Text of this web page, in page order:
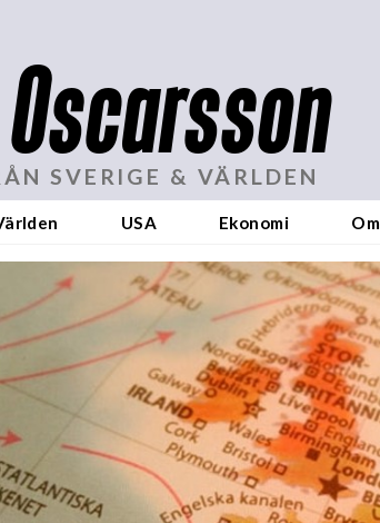
SVERIGE & VÄRLDEN
USA Ekonomi Om